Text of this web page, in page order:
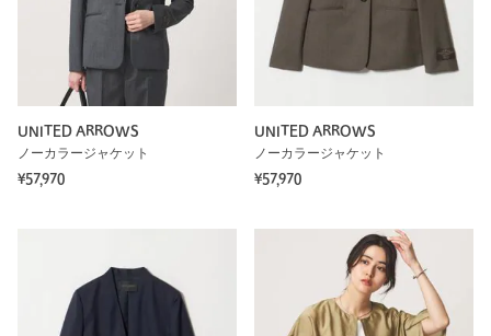
UNITED ARROWS
ノーカラージャケット
¥57,970
UNITED ARROWS
ノーカラージャケット
¥57,970